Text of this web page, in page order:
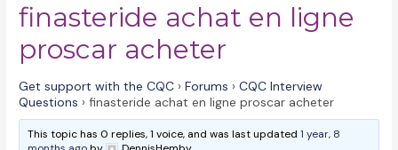
finasteride achat en ligne
proscar acheter
Get support with the CQC › Forums › CQC Interview
Questions › finasteride achat en ligne proscar acheter
This topic has 0 replies, 1 voice, and was last updated1 year, 8